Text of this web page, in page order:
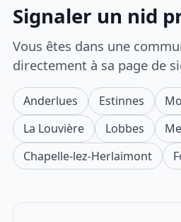
Signaler un nid
Vous êtes dans une
directement à sa page de
Anderlues Estinnes
La Louvière
Lobbes
Chapelle-lez-Herlaimont